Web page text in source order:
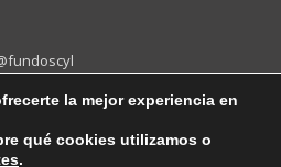
fa-
play
fa-
linkedin
fa-
instagram
anti-acoso|Canal de denuncias
la mejor experiencia en
qué cookies utilizamos o
.